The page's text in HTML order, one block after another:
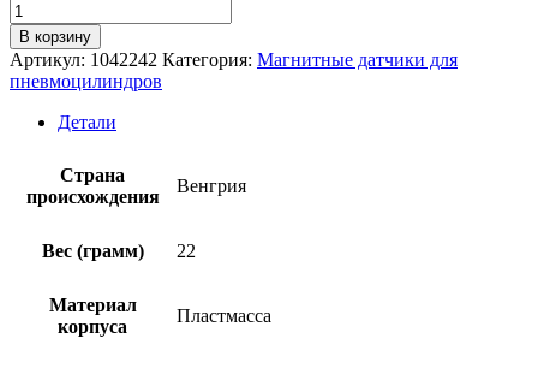
Количество
товара
Магнитный
датчик
SICK
MZ2Q-
CFSPSKP0
В корзину
Артикул: 1042242 Категория: Магнитные датчики для
пневмоцилиндров
Детали
Страна
происхождения
Венгрия
Вес (грамм) 22
Материал
корпуса
Пластмасса